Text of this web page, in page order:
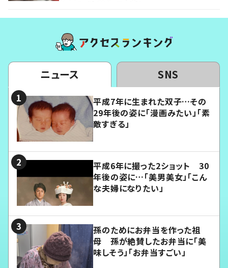
ニュース SNS
平成7年に生まれた双子…その
29年後の姿に「漫画みたい」「素
敵すぎる」
平成6年に撮った2ショット 30
年後の姿に…「美男美女」「こん
な夫婦になりたい」
孫のためにお弁当を作った祖
母 孫が絶賛したお弁当に「美
味しそう」「お弁当すごい」